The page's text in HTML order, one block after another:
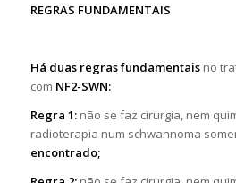
REGRAS FUNDAMENTAIS
Há duas regras fundamentais no
com NF2-SWN:
Regra 1: não se faz cirurgia, nem
radioterapia num schwannoma
encontrado;